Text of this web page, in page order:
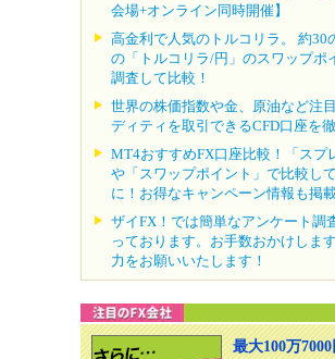
会場+オンライン同時開催】
高金利で人気のトルコリラ。 約30
の「トルコリラ/円」のスワップポ
調査して比較！
世界の株価指数や金、原油など注
ディティを取引できるCFD口座を
MT4おすすめFX口座比較！「スプ
や「スワップポイント」で比較し
に！お得なキャンペーン情報も掲載
ザイFX！では簡単なアンケート調
っております。お手数おかけしま
力をお願いいたします！
最大100万7000